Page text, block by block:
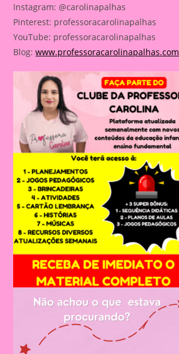
Instagram: @carolinapalhas
Pinterest: professoracarolinapalhas
YouTube: professoracarolinapalhas
Blog:www.professoracarolinapalhas.com